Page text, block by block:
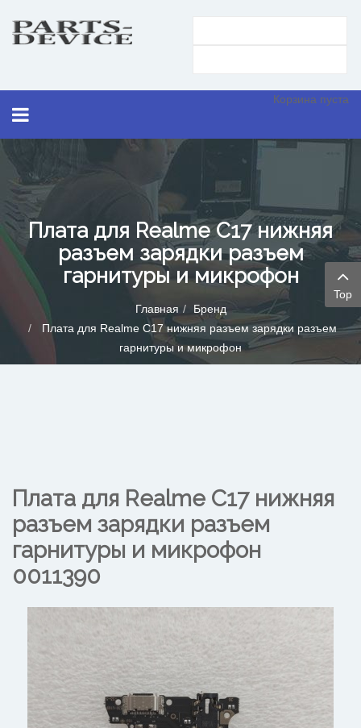
Корзина пуста
Плата для Realme C17 нижняя
разъем зарядки разъем
гарнитуры и микрофон
Главная
Бренд
Плата для Realme C17 нижняя разъем зарядки разъем
гарнитуры и микрофон
Плата для Realme C17 нижняя
разъем зарядки разъем
гарнитуры и микрофон
0011390
Top